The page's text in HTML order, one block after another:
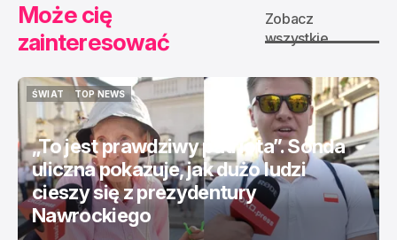
Może cię
zainteresować
Zobacz
wszystkie
ŚWIAT
ŚWIAT
TOP NEWS
TOP NEWS
„To jest prawdziwy patriota”. Sonda
uliczna pokazuje, jak dużo ludzi
cieszy się z prezydentury
Nawrockiego